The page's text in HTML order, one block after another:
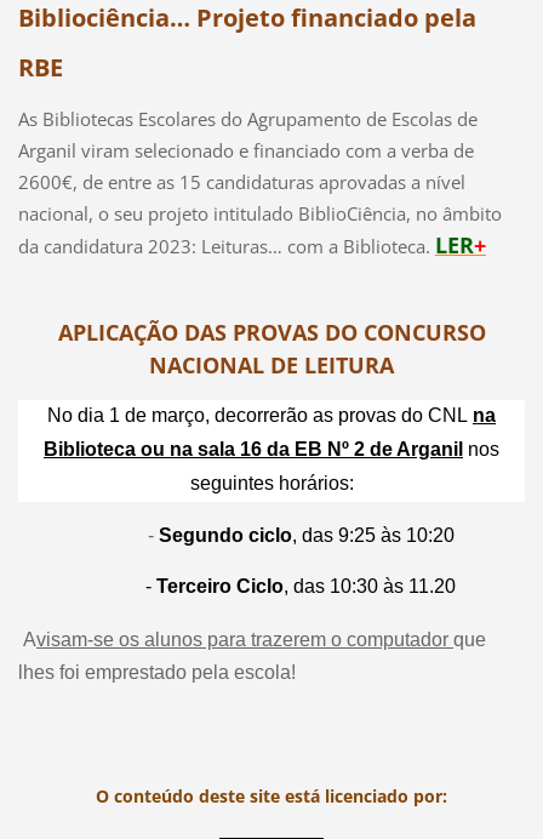
Bibliociência… Projeto financiado pela
RBE
As Bibliotecas Escolares do Agrupamento de Escolas de
Arganil viram selecionado e financiado com a verba de
2600€, de entre as 15 candidaturas aprovadas a nível
nacional, o seu projeto intitulado BiblioCiência, no âmbito
da candidatura 2023: Leituras… com a Biblioteca. LER+
APLICAÇÃO DAS PROVAS DO CONCURSO
NACIONAL DE LEITURA
No dia 1 de março, decorrerão as provas do CNL na
Biblioteca ou na sala 16 da EB Nº 2 de Arganil nos
seguintes horários:
- Segundo ciclo, das 9:25 às 10:20
- Terceiro Ciclo, das 10:30 às 11.20
Avisam-se os alunos para trazerem o computador que
lhes foi emprestado pela escola!
O conteúdo deste site está licenciado por: